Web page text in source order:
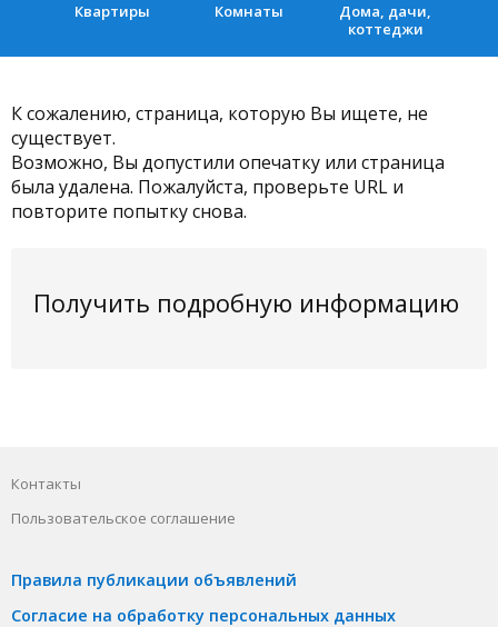
Квартиры Комнаты
Дома, дачи,
коттеджи
К сожалению, страница, которую Вы ищете, не
существует.
Возможно, Вы допустили опечатку или страница
была удалена. Пожалуйста, проверьте URL и
повторите попытку снова.
Получить подробную информацию
Контакты
Пользовательское соглашение
Правила публикации объявлений
Согласие на обработку персональных данных